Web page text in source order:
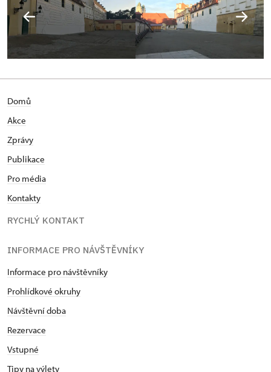
Domů
Akce
Zprávy
Publikace
Pro média
Kontakty
RYCHLÝ KONTAKT
INFORMACE PRO NÁVŠTĚVNÍKY
Informace pro návštěvníky
Prohlídkové okruhy
Návštěvní doba
Rezervace
Vstupné
Tipy na výlety